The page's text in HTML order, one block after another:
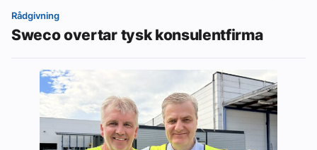
Rådgivning
Sweco overtar tysk konsulentfirma